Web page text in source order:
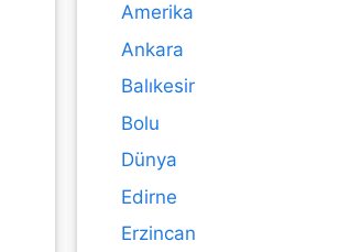
Amerika
Ankara
Balıkesir
Bolu
Dünya
Edirne
Erzincan